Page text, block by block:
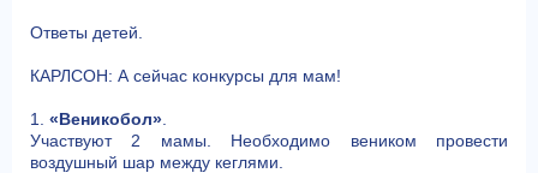
Ответы детей.
КАРЛСОН: А сейчас конкурсы для мам!
1. «Веникобол»
Участвуют 2 мамы. Необходимо веником провести
воздушный шар между кеглями.